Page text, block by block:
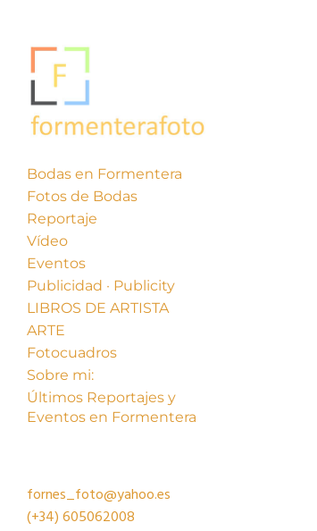
Bodas en Formentera
Fotos de Bodas
Reportaje
Vídeo
Eventos
Publicidad · Publicity
LIBROS DE ARTISTA
ARTE
Fotocuadros
Sobre mi:
Últimos Reportajes y
Eventos en Formentera
fornes_foto@yahoo.es
(+34)605062008